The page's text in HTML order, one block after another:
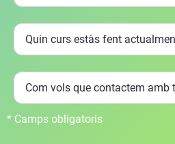
* Camps obligatoris